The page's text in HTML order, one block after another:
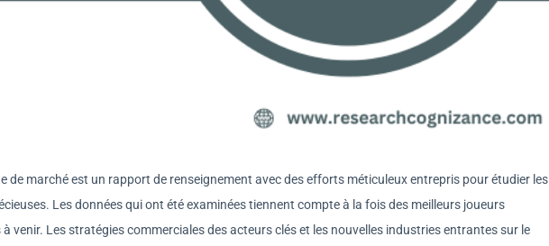
de marché est un rapport de renseignement avec des efforts méticuleux entrepris pour étudier les
Les données qui ont été examinées tiennent compte à la fois des meilleurs joueurs
venir. Les stratégies commerciales des acteurs clés et les nouvelles industries entrantes sur le